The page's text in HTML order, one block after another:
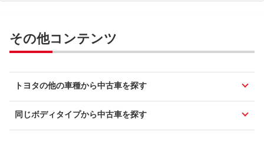
その他コンテンツ
トヨタの他の車種から中古車を探す
同じボディタイプから中古車を探す